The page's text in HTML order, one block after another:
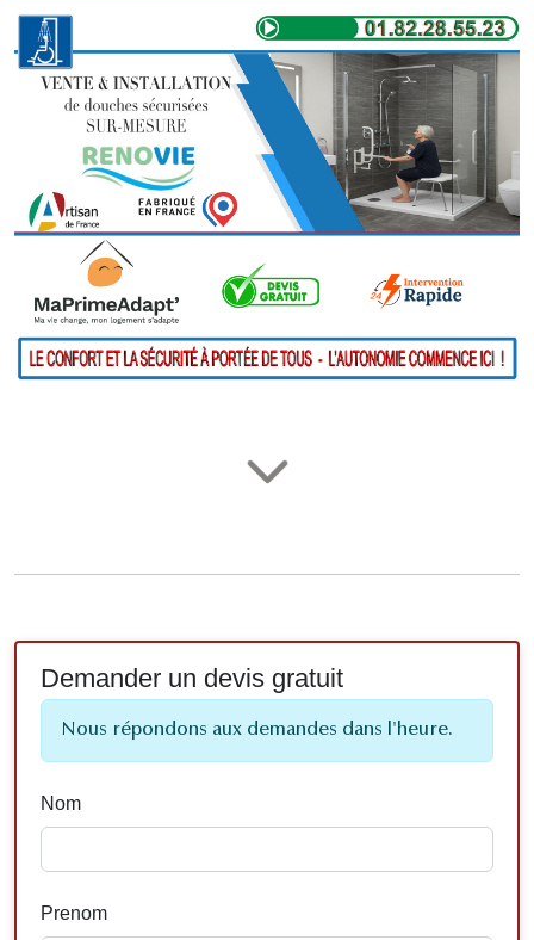
Demander un devis gratuit
Nous répondons aux demandes dans l'heure.
Nom
Prenom